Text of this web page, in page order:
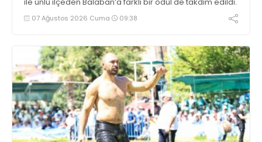
07 Ağustos 2026 Cuma 09:38